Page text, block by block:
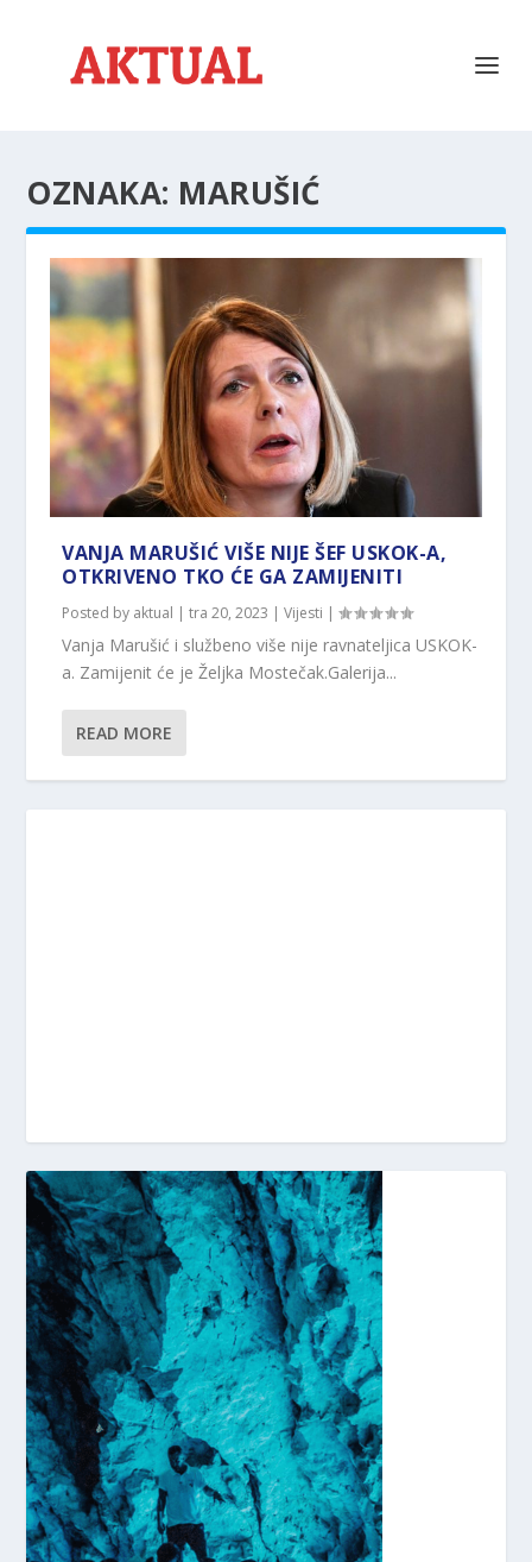
OZNAKA: MARUŠIĆ
VANJA MARUŠIĆ VIŠE NIJE ŠEF USKOK-A,
OTKRIVENO TKO ĆE GA ZAMIJENITI
Posted by aktual |tra 20, 2023 |Vijesti |
Vanja Marušić i službeno više nije ravnateljica USKOK-
a. Zamijenit će je Željka Mostečak.Galerija...
READ MORE